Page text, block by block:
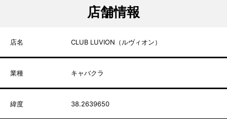
店舗情報
店名 CLUB LUVION（ルヴィオン）
業種 キャバクラ
緯度 38.2639650